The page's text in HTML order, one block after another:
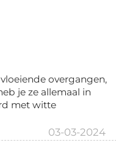
overgangen,
je ze allemaal in
met witte
03-03-2024